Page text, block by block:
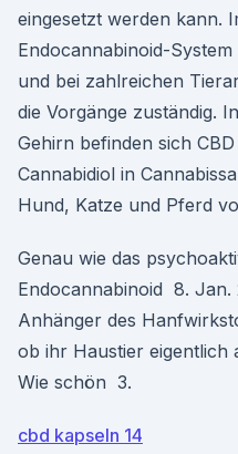
eingesetzt werden kann.
Endocannabinoid-
und bei zahlreichen
die Vorgänge zuständig.
Gehirn befinden sich
Cannabidiol in
Hund, Katze und Pferd
Genau wie das
Endocannabinoid 8. Jan.
Anhänger des
ob ihr Haustier eigentlich
Wie schön 3.
cbd kapseln 14